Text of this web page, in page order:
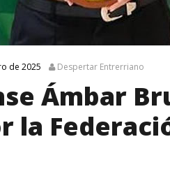
de 2025 Despertar Entrerriano
Ámbar
la